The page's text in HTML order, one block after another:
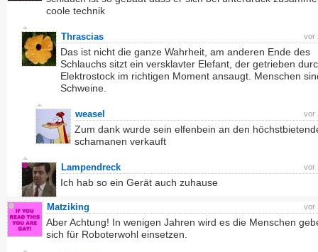
coole technik
vor
Thrascias
Das ist nicht die ganze Wahrheit, am anderen Ende des
Schlauchs sitzt ein versklavter Elefant, der getrieben
Elektrostock im richtigen Moment ansaugt. Menschen
Schweine.
vor
weasel
Zum dank wurde sein elfenbein an den
schamanen verkauft
vor
Lampendreck
Ich hab so ein Gerät auch zuhause
vor
Matziking
Aber Achtung! In wenigen Jahren wird es die Menschen
sich für Roboterwohl einsetzen.